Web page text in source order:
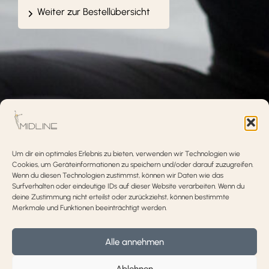
Um dir ein optimales Erlebnis zu bieten, verwenden wir Technologien wie
Cookies, um Geräteinformationen zu speichern und/oder darauf zuzugreifen.
Wenn du diesen Technologien zustimmst, können wir Daten wie das
Surfverhalten oder eindeutige IDs auf dieser Website verarbeiten. Wenn du
deine Zustimmung nicht erteilst oder zurückziehst, können bestimmte
Merkmale und Funktionen beeinträchtigt werden.
Alle annehmen
Weiter zur Bestellübersicht